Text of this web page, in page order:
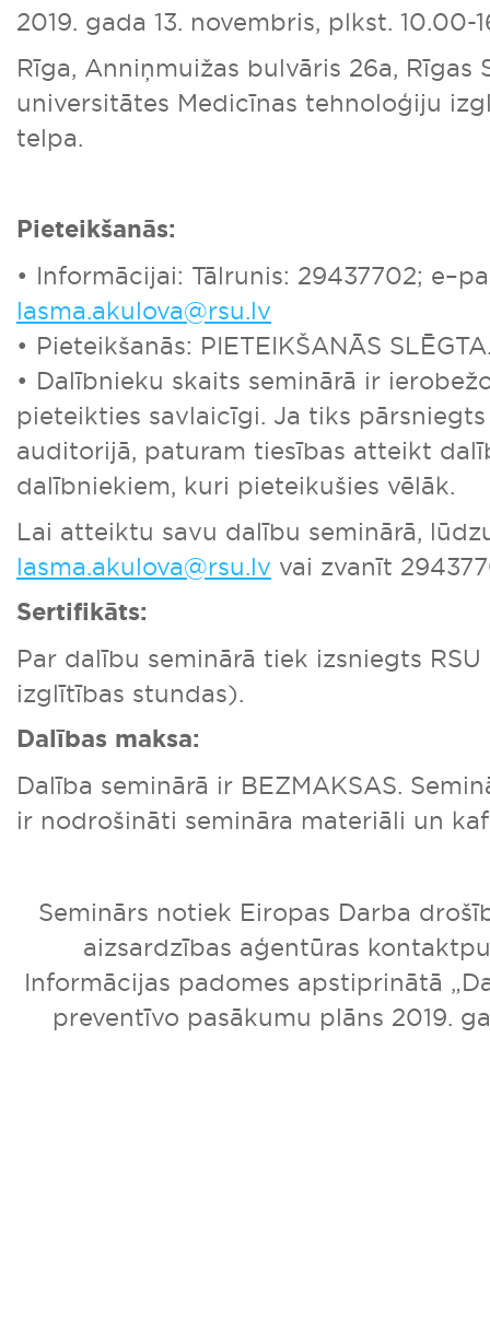
2019. gada 13. novembris, plkst. 10.00-
Rīga, Anniņmuižas bulvāris 26a, Rīgas
universitātes Medicīnas tehnoloģiju
telpa.
Pieteikšanās:
• Informācijai: Tālrunis: 29437702;
lasma.akulova@rsu.lv
• Pieteikšanās: PIETEIKŠANĀS
• Dalībnieku skaits seminārā ir
pieteikties savlaicīgi. Ja tiks
auditorijā, paturam tiesības atteikt
dalībniekiem, kuri pieteikušies vēlāk.
Lai atteiktu savu dalību seminārā,
lasma.akulova@rsu.lv vai zvanīt
Sertifikāts:
Par dalību seminārā tiek izsniegts
izglītības stundas).
Dalības maksa:
Dalība seminārā ir BEZMAKSAS.
ir nodrošināti semināra materiāli un
Seminārs notiek Eiropas Darba
aizsardzības aģentūras
Informācijas padomes apstiprinātā
preventīvo pasākumu plāns 2019.